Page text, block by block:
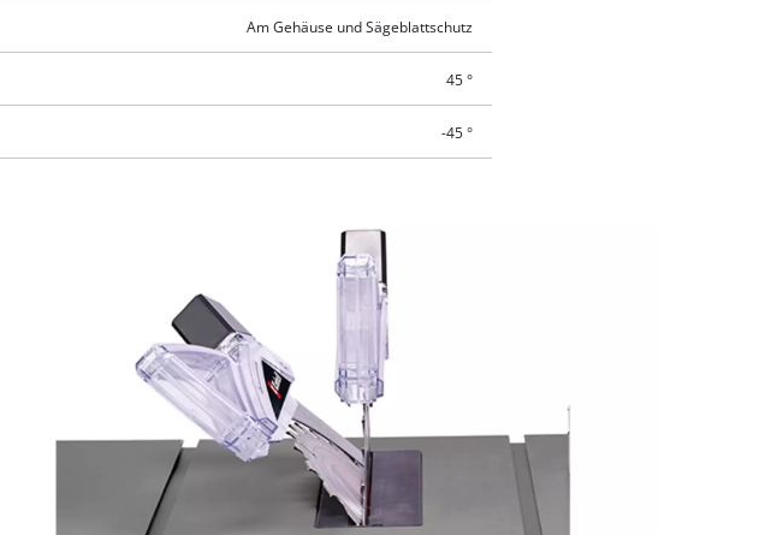
used.
Consent
Am Gehäuse und Sägeblattschutz
45 °
-45 °